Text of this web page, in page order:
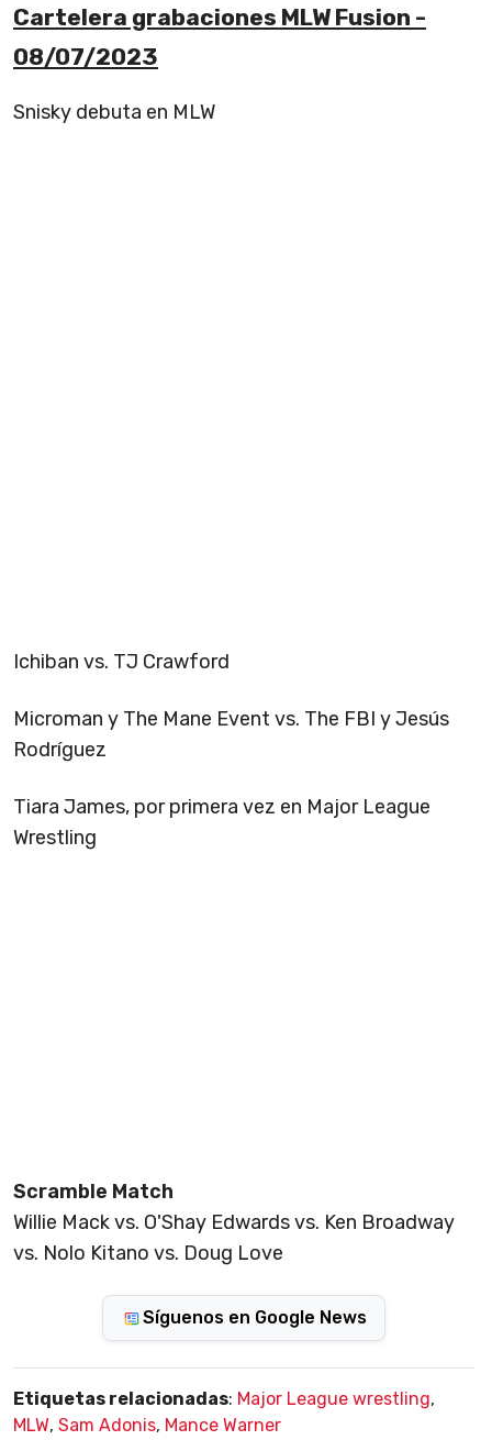
Cartelera grabaciones MLW Fusion -
08/07/2023
Snisky debuta en MLW
Ichiban vs. TJ Crawford
Microman y The Mane Event vs. The FBI y Jesús
Rodríguez
Tiara James, por primera vez en Major League
Wrestling
Scramble Match
Willie Mack vs. O'Shay Edwards vs. Ken Broadway
vs. Nolo Kitano vs. Doug Love
Síguenos en Google News
Etiquetas relacionadas: Major League wrestling,
MLW, Sam Adonis, Mance Warner